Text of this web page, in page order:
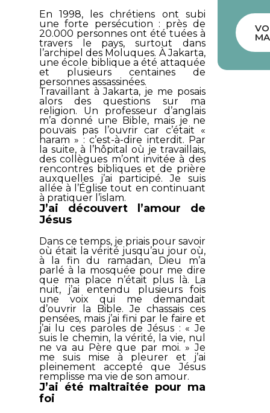
En 1998, les chrétiens ont subi
une forte persécution : près de
20.000 personnes ont été tuées à
travers le pays, surtout dans
l’archipel des Moluques. À Jakarta,
une école biblique a été attaquée
et plusieurs centaines de
personnes assassinées.
Travaillant à Jakarta, je me posais
alors des questions sur ma
religion. Un professeur d’anglais
m’a donné une Bible, mais je ne
pouvais pas l’ouvrir car c’était «
haram » : c’est-à-dire interdit. Par
la suite, à l’hôpital où je travaillais,
des collègues m’ont invitée à des
rencontres bibliques et de prière
auxquelles j’ai participé. Je suis
allée à l’Église tout en continuant
à pratiquer l’islam.
J’ai découvert l’amour de
Jésus
Dans ce temps, je priais pour savoir
où était la vérité jusqu’au jour où,
à la fin du ramadan, Dieu m’a
parlé à la mosquée pour me dire
que ma place n’était plus là. La
nuit, j’ai entendu plusieurs fois
une voix qui me demandait
d’ouvrir la Bible. Je chassais ces
pensées, mais j’ai fini par le faire et
j’ai lu ces paroles de Jésus : «Je
suis le chemin, la vérité, la vie, nul
ne va au Père que par moi. » Je
me suis mise à pleurer et j’ai
pleinement accepté que Jésus
remplisse ma vie de son amour.
J’ai été maltraitée pour ma
foi